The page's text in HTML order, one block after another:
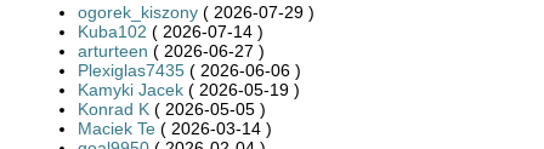
ogorek_kiszony ( 2026-07-29 )
Kuba102 ( 2026-07-14 )
arturteen ( 2026-06-27 )
Plexiglas7435 ( 2026-06-06 )
Kamyki Jacek ( 2026-05-19 )
Konrad K ( 2026-05-05 )
Maciek Te ( 2026-03-14 )